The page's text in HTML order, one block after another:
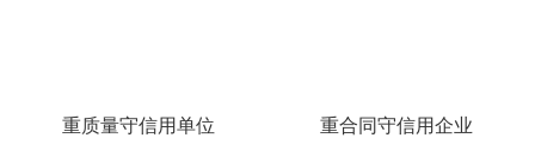
重质量守信用单位 重合同守信用企业